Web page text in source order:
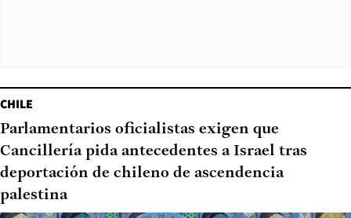
CHILE
Parlamentarios oficialistas exigen que
Cancillería pida antecedentes a Israel tras
deportación de chileno de ascendencia
palestina